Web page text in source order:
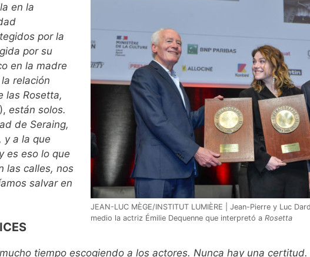
JEAN-LUC MÈGE/INSTITUT LUMIÈRE | Jean-Pierre y Luc
medio la actriz Émilie Dequenne que interpretó a Rosetta
en la
por la
por su
en la madre
relación
las Rosetta,
están solos.
de Seraing,
y a la que
es eso lo que
las calles, nos
salvar en
tiempo escogiendo a los actores. Nunca hay una